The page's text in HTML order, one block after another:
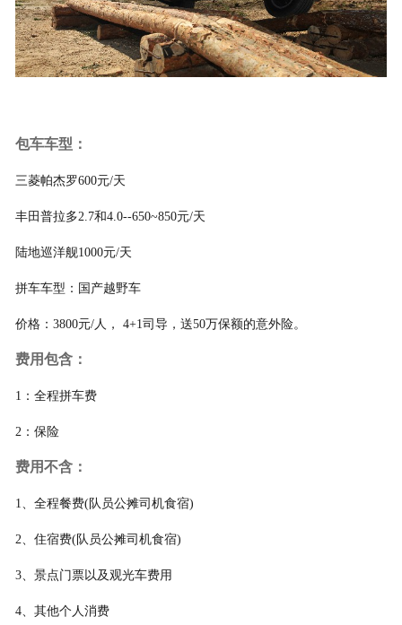
包车车型：
三菱帕杰罗600元/天
丰田普拉多2.7和4.0--650~850元/天
陆地巡洋舰1000元/天
拼车车型：国产越野车
价格：3800元/人， 4+1司导，送50万保额的意外险。
费用包含：
1：全程拼车费
2：保险
费用不含：
1、全程餐费(队员公摊司机食宿)
2、住宿费(队员公摊司机食宿)
3、景点门票以及观光车费用
4、其他个人消费